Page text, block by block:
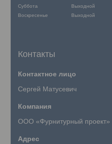
Суббота
Выходной
Воскресенье
Выходной
Контакты
Сергей Матусевич
ООО «Фурнитурный проект»